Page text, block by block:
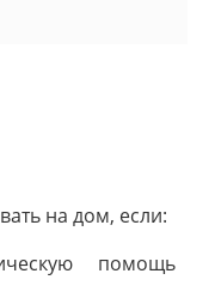
на дом, если: